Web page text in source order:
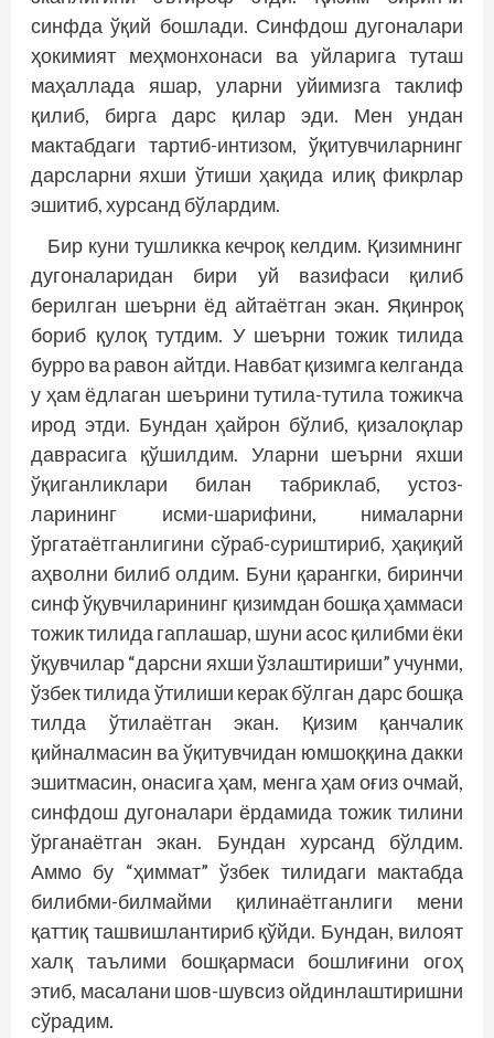
синфда ўқий бошлади. Синфдош дугоналари
ҳокимият меҳмонхонаси ва уйларига туташ
маҳаллада яшар, уларни уйимизга таклиф
қилиб, бирга дарс қилар эди. Мен ундан
мактабдаги тартиб-интизом, ўқитувчиларнинг
дарсларни яхши ўтиши ҳақида илиқ фикрлар
эшитиб, хурсанд бўлардим.
Бир куни тушликка кечроқ келдим. Қизимнинг
дугоналаридан бири уй вазифаси қилиб
берилган шеърни ёд айтаётган экан. Яқинроқ
бориб қулоқ тутдим. У шеърни тожик тилида
бурро ва равон айтди. Навбат қизимга келганда
у ҳам ёдлаган шеърини тутила-тутила тожикча
ирод этди. Бундан ҳайрон бўлиб, қизалоқлар
даврасига қўшилдим. Уларни шеър­­ни яхши
ўқиганликлари билан табрик­лаб, устоз­
ларининг исми-шарифини, нималарни
ўргатаётганлигини сўраб-суриштириб, ҳақиқий
аҳволни билиб олдим. Буни қарангки, биринчи
синф ўқувчиларининг қизимдан бош­­қа ҳаммаси
тожик тилида гаплашар, шуни асос қилибми ёки
ўқувчилар “дарсни яхши ўзлаштириши” учунми,
ўзбек тилида ўтилиши керак бўлган дарс бошқа
тилда ўтилаётган экан. Қизим қанчалик
қийналмасин ва ўқитувчидан юмшоққина дакки
эшитмасин, онасига ҳам, менга ҳам оғиз очмай,
синфдош дугоналари ёрдамида тожик тилини
ўрганаётган экан. Бундан хурсанд бўлдим.
Аммо бу “ҳиммат” ўзбек тилидаги мактабда
билибми-билмайми қилинаётганлиги мени
қаттиқ ташвишлантириб қўйди. Бундан, вилоят
халқ таълими бошқармаси бош­лиғини огоҳ
этиб, масалани шов-шувсиз ойдинлаштиришни
сўрадим.